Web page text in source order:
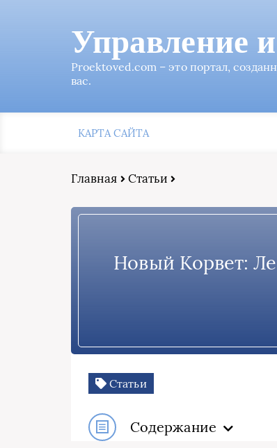
Управление
Proektoved.com – это портал,
вас.
КАРТА САЙТА
Главная Статьи
Новый Корвет:
Статьи
Содержание